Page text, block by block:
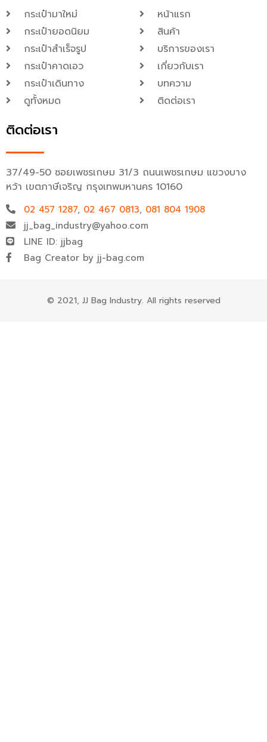
กระเป๋ามาใหม่
กระเป๋ายอดนิยม
กระเป๋าสำเร็จรูป
กระเป๋าคาดเอว
กระเป๋าเดินทาง
ดูทั้งหมด
หน้าแรก
สินค้า
บริการของเรา
เกี่ยวกับเรา
บทความ
ติดต่อเรา
ติดต่อเรา
37/49-50 ซอยเพชรเกษม 31/3 ถนนเพชรเกษม แขวงบาง
หว้า เขตภาษีเจริญ กรุงเทพมหานคร 10160
02 457 1287, 02 467 0813, 081 804 1908
jj_bag_industry@yahoo.com
LINE ID: jjbag
Bag Creator by jj-bag.com
© 2021, JJ Bag Industry. All rights reserved